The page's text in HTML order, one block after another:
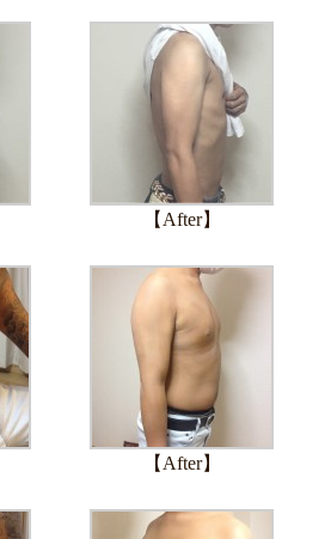
【After】
【After】